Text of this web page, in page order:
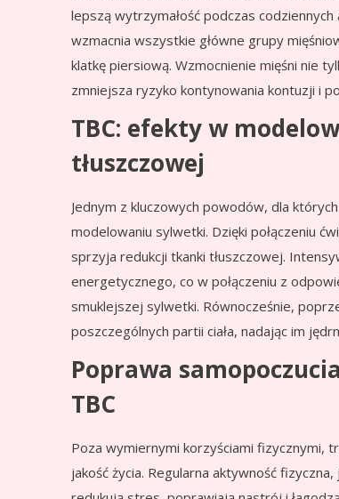
lepszą wytrzymałość podczas
wzmacnia wszystkie główne grupy
klatkę piersiową. Wzmocnienie mięśni nie
zmniejsza ryzyko kontynowania kontuzji i
TBC: efekty w
tłuszczowej
Jednym z kluczowych powodów, dla
modelowaniu sylwetki. Dzięki połączeniu
sprzyja redukcji tkanki tłuszczowej.
energetycznego, co w połączeniu z
smuklejszej sylwetki. Równocześnie,
poszczególnych partii ciała, nadając im
Poprawa
TBC
Poza wymiernymi korzyściami fizycznymi,
jakość życia. Regularna aktywność